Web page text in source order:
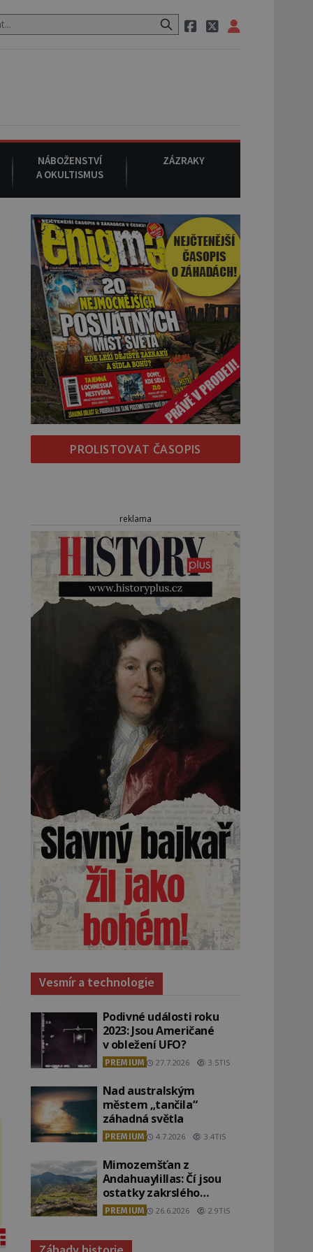
pak si na ulici zavolá taxi, nasedne do něj a už ho nikdy
NÁBOŽENSTVÍ
A OKULTISMUS
ZÁZRAKY
PROLISTOVAT ČASOPIS
reklama
Vesmír a technologie
Podivné události roku
2023: Jsou Američané
v obležení UFO?
PREMIUM 27.7.2026 3.5TIS
Nad australským
městem „tančila“
záhadná světla
PREMIUM 4.7.2026 3.4TIS
Mimozemšťan z
Andahuaylillas: Čí jsou
ostatky zakrslého
stvoření s ohromnou
lebkou?
PREMIUM 26.6.2026 2.9TIS